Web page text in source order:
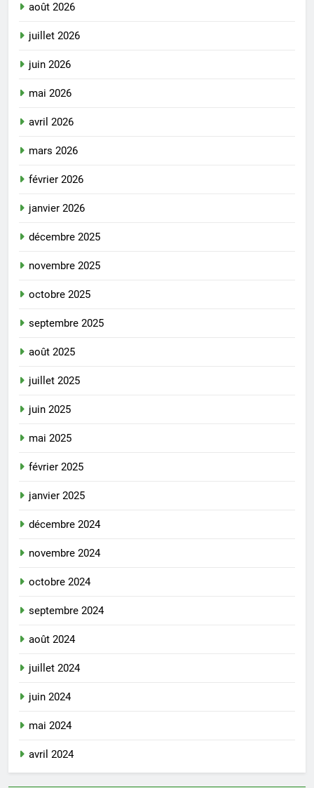
août 2026
juillet 2026
juin 2026
mai 2026
avril 2026
mars 2026
février 2026
janvier 2026
décembre 2025
novembre 2025
octobre 2025
septembre 2025
août 2025
juillet 2025
juin 2025
mai 2025
février 2025
janvier 2025
décembre 2024
novembre 2024
octobre 2024
septembre 2024
août 2024
juillet 2024
juin 2024
mai 2024
avril 2024